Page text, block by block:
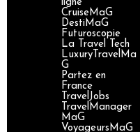
ligne
CruiseMaG
DestiMaG
Futuroscopie
La Travel Tech
LuxuryTravelMa
G
Partez en
France
TravelJobs
TravelManager
MaG
VoyageursMaG